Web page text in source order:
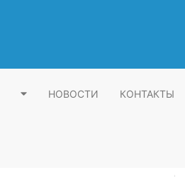
НОВОСТИ КОНТАКТЫ